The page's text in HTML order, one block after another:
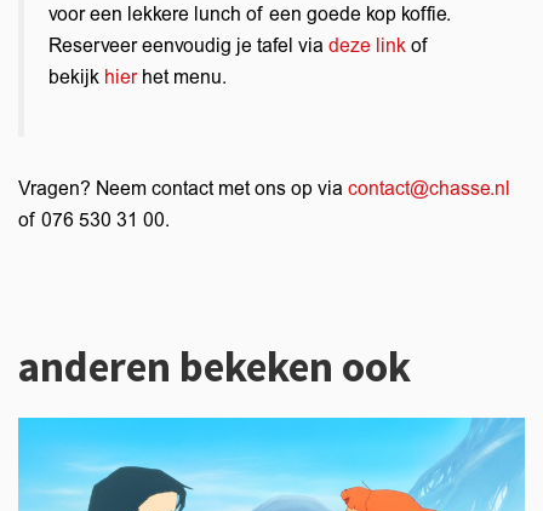
voor een lekkere lunch of een goede kop koffie.
Reserveer eenvoudig je tafel via deze link of
bekijk hierhet menu.
Vragen? Neem contact met ons op via contact@chasse.nl
of 076 530 31 00.
anderen bekeken ook